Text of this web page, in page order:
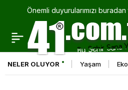
Önemli duyurularımızı
NELER OLUYOR Yaşam
AFAD Başkanı Ali Hamza
Pehlivan, 17 Ağustos
depreminin yıl